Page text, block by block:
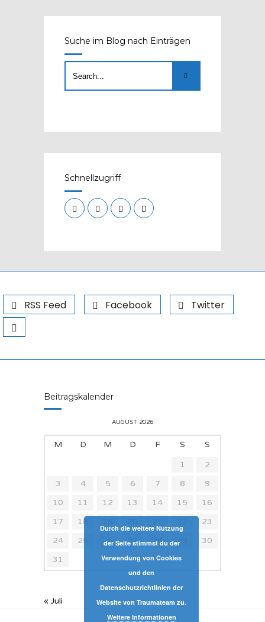
Suche im Blog nach Einträgen
Schnellzugriff
RSS Feed Facebook Twitter
Beitragskalender
AUGUST 2026
M D M D F S
S
1
2
3
4 5 6 7 8
9
10
11 12 13 14 15
16
17
18
23
24
25 26 27 28 29
30
31
« Juli
Durch die weitere Nutzung
der Seite stimmst du der
Verwendung von Cookies
und den
Datenschutzrichtlinien der
Website von Traumateam zu.
Weitere Informationen